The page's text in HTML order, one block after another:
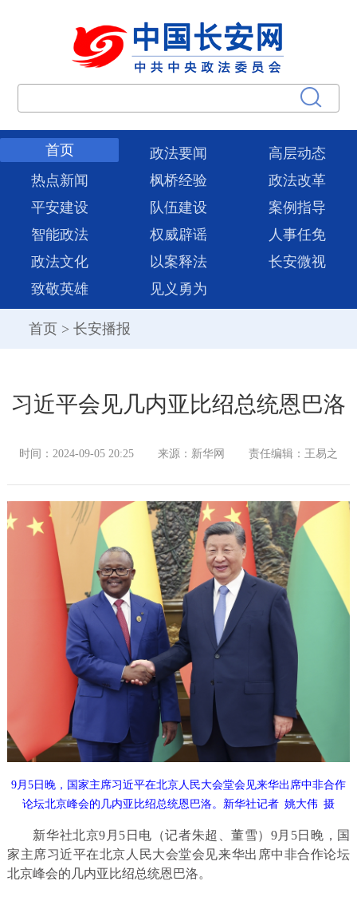
首页 政法要闻
高层动态
热点新闻
枫桥经验
政法改革
平安建设
队伍建设
案例指导
智能政法
权威辟谣
人事任免
政法文化
以案释法
长安微视
致敬英雄
见义勇为
首页 > 长安播报
习近平会见几内亚比绍总统恩巴洛
时间：2024-09-05 20:25 来源：新华网 责任编辑：王易之
9月5日晚，国家主席习近平在北京人民大会堂会见来华出席中非合作
论坛北京峰会的几内亚比绍总统恩巴洛。新华社记者 姚大伟 摄
新华社北京9月5日电（记者朱超、董雪）9月5日晚，国
家主席习近平在北京人民大会堂会见来华出席中非合作论坛
北京峰会的几内亚比绍总统恩巴洛。